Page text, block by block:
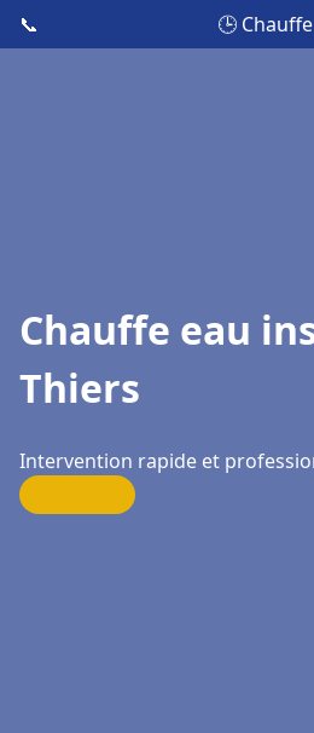
📞 🕒
Chauffe eau
Thiers
Intervention rapide et